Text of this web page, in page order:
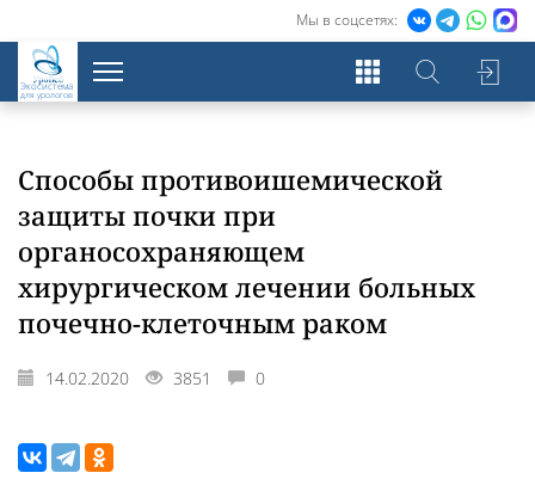
Мы в соцсетях:
Экосистема
для урологов
Способы противоишемической
защиты почки при
органосохраняющем
хирургическом лечении больных
почечно-клеточным раком
14.02.2020 3851 0